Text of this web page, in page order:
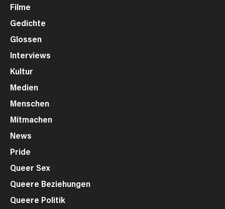
Filme
Gedichte
Glossen
Interviews
Kultur
Medien
Menschen
Mitmachen
News
Pride
Queer Sex
Queere Beziehungen
Queere Politik